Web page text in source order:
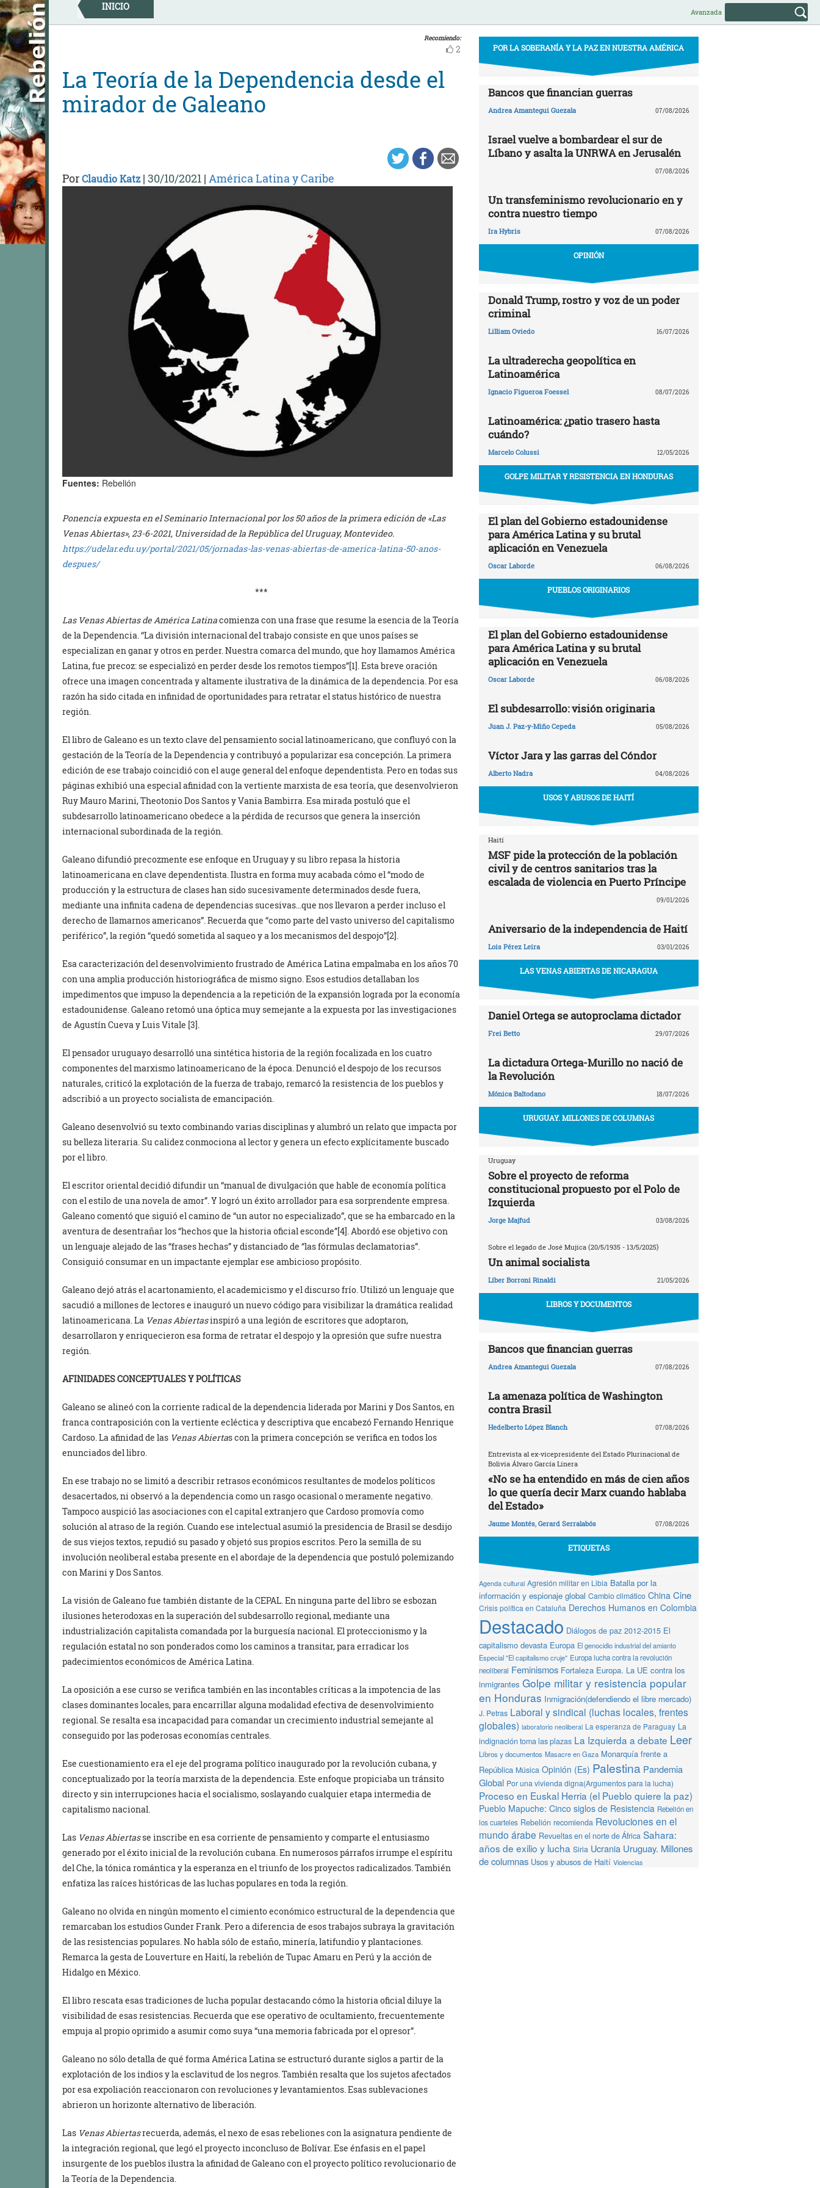
Skip
to
content
INICIO Avanzada
Recomiendo:
2
La Teoría de la Dependencia desde el
mirador de Galeano
PorClaudio Katz| 30/10/2021 | América Latina y Caribe
Fuentes: Rebelión
Ponencia expuesta en el Seminario Internacional por los 50 años de la primera edición de «Las
Venas Abiertas», 23-6-2021, Universidad de la República del Uruguay, Montevideo.
https://udelar.edu.uy/portal/2021/05/jornadas-las-venas-abiertas-de-america-latina-50-anos-
despues/
***
Las Venas Abiertas de América Latinacomienza con una frase que resume la esencia de la Teoría
de la Dependencia. “La división internacional del trabajo consiste en que unos países se
especializan en ganar y otros en perder. Nuestra comarca del mundo, que hoy llamamos América
Latina, fue precoz: se especializó en perder desde los remotos tiempos”[1]. Esta breve oración
ofrece una imagen concentrada y altamente ilustrativa de la dinámica de la dependencia. Por esa
razón ha sido citada en infinidad de oportunidades para retratar el status histórico de nuestra
región.
El libro de Galeano es un texto clave del pensamiento social latinoamericano, que confluyó con la
gestación de la Teoría de la Dependencia y contribuyó a popularizar esa concepción. La primera
edición de ese trabajo coincidió con el auge general del enfoque dependentista. Pero en todas sus
páginas exhibió una especial afinidad con la vertiente marxista de esa teoría, que desenvolvieron
Ruy Mauro Marini, Theotonio Dos Santos y Vania Bambirra. Esa mirada postuló que el
subdesarrollo latinoamericano obedece a la pérdida de recursos que genera la inserción
internacional subordinada de la región.
Galeano difundió precozmente ese enfoque en Uruguay y su libro repasa la historia
latinoamericana en clave dependentista. Ilustra en forma muy acabada cómo el “modo de
producción y la estructura de clases han sido sucesivamente determinados desde fuera,
mediante una infinita cadena de dependencias sucesivas…que nos llevaron a perder incluso el
derecho de llamarnos americanos”. Recuerda que “como parte del vasto universo del capitalismo
periférico”, la región “quedó sometida al saqueo y a los mecanismos del despojo”[2].
Esa caracterización del desenvolvimiento frustrado de América Latina empalmaba en los años 70
con una amplia producción historiográfica de mismo signo. Esos estudios detallaban los
impedimentos que impuso la dependencia a la repetición de la expansión lograda por la economía
estadounidense. Galeano retomó una óptica muy semejante a la expuesta por las investigaciones
de Agustín Cueva y Luis Vitale [3].
El pensador uruguayo desarrolló una sintética historia de la región focalizada en los cuatro
componentes del marxismo latinoamericano de la época. Denunció el despojo de los recursos
naturales, criticó la explotación de la fuerza de trabajo, remarcó la resistencia de los pueblos y
adscribió a un proyecto socialista de emancipación.
Galeano desenvolvió su texto combinando varias disciplinas y alumbró un relato que impacta por
su belleza literaria. Su calidez conmociona al lector y genera un efecto explícitamente buscado
por el libro.
El escritor oriental decidió difundir un “manual de divulgación que hable de economía política
con el estilo de una novela de amor”. Y logró un éxito arrollador para esa sorprendente empresa.
Galeano comentó que siguió el camino de “un autor no especializado”, que se ha embarcado en la
aventura de desentrañar los “hechos que la historia oficial esconde”[4]. Abordó ese objetivo con
un lenguaje alejado de las “frases hechas” y distanciado de “las fórmulas declamatorias”.
Consiguió consumar en un impactante ejemplar ese ambicioso propósito.
Galeano dejó atrás el acartonamiento, el academicismo y el discurso frío. Utilizó un lenguaje que
sacudió a millones de lectores e inauguró un nuevo código para visibilizar la dramática realidad
latinoamericana. La Venas Abiertasinspiró a una legión de escritores que adoptaron,
desarrollaron y enriquecieron esa forma de retratar el despojo y la opresión que sufre nuestra
región.
AFINIDADES CONCEPTUALES Y POLÍTICAS
Galeano se alineó con la corriente radical de la dependencia liderada por Marini y Dos Santos, en
franca contraposición con la vertiente ecléctica y descriptiva que encabezó Fernando Henrique
Cardoso. La afinidad de las Venas Abiertas con la primera concepción se verifica en todos los
enunciados del libro.
En ese trabajo no se limitó a describir retrasos económicos resultantes de modelos políticos
desacertados, ni observó a la dependencia como un rasgo ocasional o meramente negativo.
Tampoco auspició las asociaciones con el capital extranjero que Cardoso promovía como
solución al atraso de la región. Cuando ese intelectual asumió la presidencia de Brasil se desdijo
de sus viejos textos, repudió su pasado y objetó sus propios escritos. Pero la semilla de su
involución neoliberal estaba presente en el abordaje de la dependencia que postuló polemizando
con Marini y Dos Santos.
La visión de Galeano fue también distante de la CEPAL. En ninguna parte del libro se esbozan
ilusiones heterodoxas en la superación del subdesarrollo regional, mediante una
industrialización capitalista comandada por la burguesía nacional. El proteccionismo y la
regulación estatal no son ponderados como los caminos a transitar, para erradicar los
padecimientos económicos de América Latina.
La oposición a ese curso se verifica también en las incontables críticas a la impotencia de las
clases dominantes locales, para encarrillar alguna modalidad efectiva de desenvolvimiento
regional. Se resalta esa incapacidad para comandar un crecimiento industrial semejante al
conseguido por las poderosas economías centrales.
Ese cuestionamiento era el eje del programa político inaugurado por la revolución cubana, y
conceptualizado por la teoría marxista de la dependencia. Este enfoque propiciaba un tránsito
directo y sin interrupciones hacia el socialismo, soslayando cualquier etapa intermedia de
capitalismo nacional.
Las Venas Abiertasse inscribe en esa corriente de pensamiento y comparte el entusiasmo
generado por el éxito inicial de la revolución cubana. En numerosos párrafos irrumpe el espíritu
del Che, la tónica romántica y la esperanza en el triunfo de los proyectos radicalizados. También
enfatiza las raíces históricas de las luchas populares en toda la región.
Galeano no olvida en ningún momento el cimiento económico estructural de la dependencia que
remarcaban los estudios Gunder Frank. Pero a diferencia de esos trabajos subraya la gravitación
de las resistencias populares. No habla sólo de estaño, minería, latifundio y plantaciones.
Remarca la gesta de Louverture en Haití, la rebelión de Tupac Amaru en Perú y la acción de
Hidalgo en México.
El libro rescata esas tradiciones de lucha popular destacando cómo la historia oficial diluye la
visibilidad de esas resistencias. Recuerda que ese operativo de ocultamiento, frecuentemente
empuja al propio oprimido a asumir como suya “una memoria fabricada por el opresor”.
Galeano no sólo detalla de qué forma América Latina se estructuró durante siglos a partir de la
explotación de los indios y la esclavitud de los negros. También resalta que los sujetos afectados
por esa expoliación reaccionaron con revoluciones y levantamientos. Esas sublevaciones
abrieron un horizonte alternativo de liberación.
Las Venas Abiertasrecuerda, además, el nexo de esas rebeliones con la asignatura pendiente de
la integración regional, que legó el proyecto inconcluso de Bolívar. Ese énfasis en el papel
insurgente de los pueblos ilustra la afinidad de Galeano con el proyecto político revolucionario de
la Teoría de la Dependencia.
POR LA SOBERANÍA Y LA PAZ EN NUESTRA AMÉRICA
Bancos que financian guerras
Andrea Amantegui Guezala 07/08/2026
Israel vuelve a bombardear el sur de
Líbano y asalta la UNRWA en Jerusalén
07/08/2026
Un transfeminismo revolucionario en y
contra nuestro tiempo
Ira Hybris 07/08/2026
OPINIÓN
Donald Trump, rostro y voz de un poder
criminal
Lilliam Oviedo 16/07/2026
La ultraderecha geopolítica en
Latinoamérica
Ignacio Figueroa Foessel 08/07/2026
Latinoamérica: ¿patio trasero hasta
cuándo?
Marcelo Colussi 12/05/2026
GOLPE MILITAR Y RESISTENCIA EN HONDURAS
El plan del Gobierno estadounidense
para América Latina y su brutal
aplicación en Venezuela
Oscar Laborde 06/08/2026
PUEBLOS ORIGINARIOS
El plan del Gobierno estadounidense
para América Latina y su brutal
aplicación en Venezuela
Oscar Laborde 06/08/2026
El subdesarrollo: visión originaria
Juan J. Paz-y-Miño Cepeda 05/08/2026
Víctor Jara y las garras del Cóndor
Alberto Nadra 04/08/2026
USOS Y ABUSOS DE HAITÍ
Haití
MSF pide la protección de la población
civil y de centros sanitarios tras la
escalada de violencia en Puerto Príncipe
09/01/2026
Aniversario de la independencia de Haití
Lois Pérez Leira 03/01/2026
LAS VENAS ABIERTAS DE NICARAGUA
Daniel Ortega se autoproclama dictador
Frei Betto 29/07/2026
La dictadura Ortega-Murillo no nació de
la Revolución
Mónica Baltodano 18/07/2026
URUGUAY. MILLONES DE COLUMNAS
Uruguay
Sobre el proyecto de reforma
constitucional propuesto por el Polo de
Izquierda
Jorge Majfud 03/08/2026
Sobre el legado de José Mujica (20/5/1935 - 13/5/2025)
Un animal socialista
Líber Borroni Rinaldi 21/05/2026
LIBROS Y DOCUMENTOS
Bancos que financian guerras
Andrea Amantegui Guezala 07/08/2026
La amenaza política de Washington
contra Brasil
Hedelberto López Blanch 07/08/2026
Entrevista al ex-vicepresidente del Estado Plurinacional de
Bolivia Álvaro García Linera
«No se ha entendido en más de cien años
lo que quería decir Marx cuando hablaba
del Estado»
Jaume Montés, Gerard Serralabós 07/08/2026
ETIQUETAS
Agenda cultural Agresión militar en Libia Batalla por la
información y espionaje global Cambio climático China Cine
Crisis política en Cataluña Derechos Humanos en Colombia
Destacado Diálogos de paz 2012-2015 El
capitalismo devasta Europa El genocidio industrial del amianto
Especial "El capitalismo cruje" Europa lucha contra la revolución
neoliberal Feminismos Fortaleza Europa. La UE contra los
inmigrantes Golpe militar y resistencia popular
en Honduras Inmigración(defendiendo el libre mercado)
J. Petras Laboral y sindical (luchas locales, frentes
globales) laboratorio neoliberal La esperanza de Paraguay La
indignación toma las plazas La Izquierda a debate Leer
Libros y documentos Masacre en Gaza Monarquía frente a
República Música Opinión (Es) Palestina Pandemia
Global Por una vivienda digna(Argumentos para la lucha)
Proceso en Euskal Herria (el Pueblo quiere la paz)
Pueblo Mapuche: Cinco siglos de Resistencia Rebelión en
los cuarteles Rebelión recomienda Revoluciones en el
mundo árabe Revueltas en el norte de África Sahara:
años de exilio y lucha Siria Ucrania Uruguay. Millones
de columnas Usos y abusos de Haití Violencias